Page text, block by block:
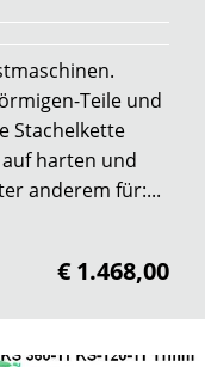
Teile und
Stachelkette
harten und
anderem für:...
€ 1.468,00